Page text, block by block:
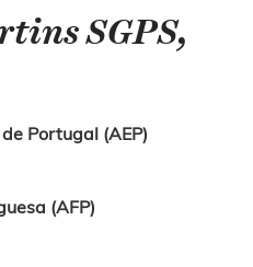
SGPS,
Portugal (AEP)
(AFP)